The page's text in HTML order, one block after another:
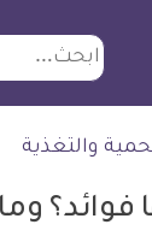
ابحث
والتغذية